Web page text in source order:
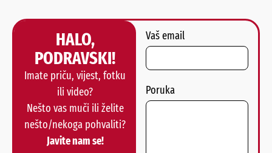
HALO,
PODRAVSKI!
Imate priču, vijest, fotku
ili video?
Nešto vas muči ili želite
nešto/nekoga pohvaliti?
Javite nam se!
Vaš email
Poruka